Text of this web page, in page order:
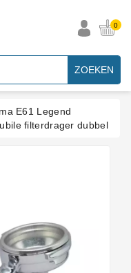
0
ZOEKEN
E61 Legend
filterdrager dubbel